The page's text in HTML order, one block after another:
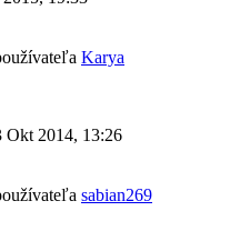
Karya
Okt 2014, 13:26
sabian269